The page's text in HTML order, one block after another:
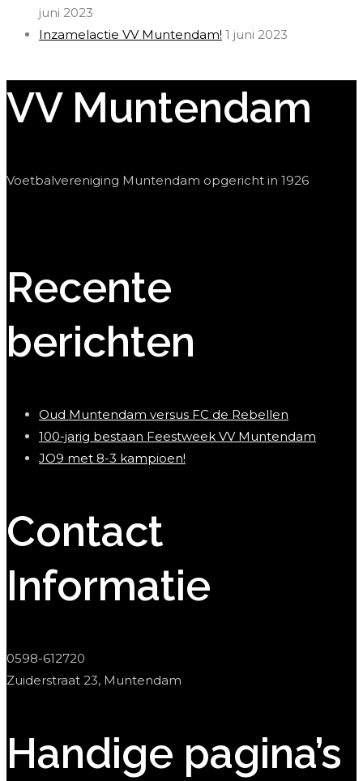
juni 2023
Inzamelactie VV Muntendam! 1 juni 2023
VV Muntendam
Voetbalvereniging Muntendam opgericht in 1926
Recente
berichten
Oud Muntendam versus FC de Rebellen
100-jarig bestaan Feestweek VV Muntendam
JO9 met 8-3 kampioen!
Contact
Informatie
0598-612720
Zuiderstraat 23, Muntendam
Handige pagina’s